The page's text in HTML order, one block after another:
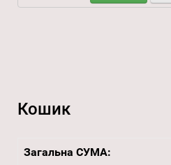
Кошик
Загальна СУМА: